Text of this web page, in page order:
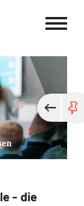
Schweiz
Next
- die